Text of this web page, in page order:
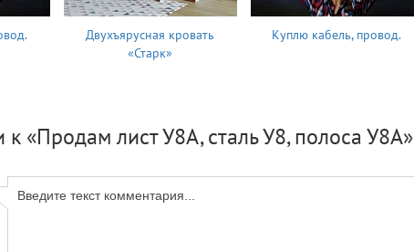
Двухъярусная кровать
«Старк»
Куплю кабель, провод.
«Продам лист У8А, сталь У8, полоса У8А»